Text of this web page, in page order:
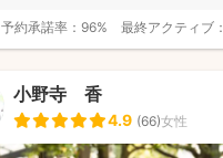
予約承諾率： 96% 最終アクティブ：
小野寺 香
4.9 (66)女性